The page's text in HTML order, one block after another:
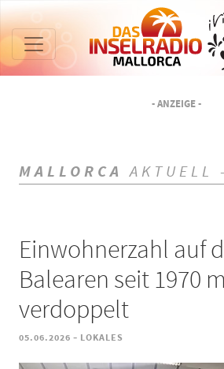
- ANZEIGE -
MALLORCA AKTUELL
Einwohnerzahl auf
Balearen seit 1970
verdoppelt
05.06.2026 - LOKALES